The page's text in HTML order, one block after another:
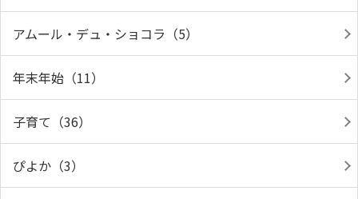
アムール・デュ・ショコラ（5）
年末年始（11）
子育て（36）
ぴよか（3）